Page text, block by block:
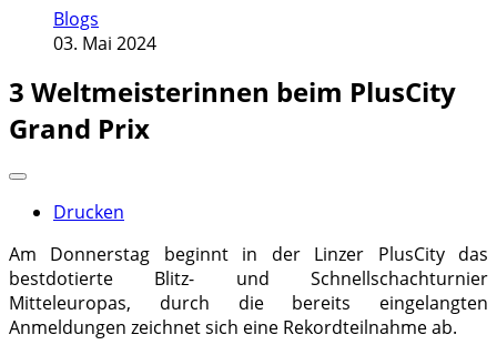
Blogs
03. Mai 2024
3 Weltmeisterinnen beim PlusCity
Grand Prix
Drucken
Am Donnerstag beginnt in der Linzer PlusCity das
bestdotierte Blitz- und Schnellschachturnier
Mitteleuropas, durch die bereits eingelangten
Anmeldungen zeichnet sich eine Rekordteilnahme ab.